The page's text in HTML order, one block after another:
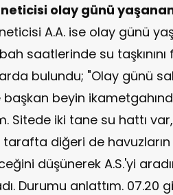
olay günü
A.A. ise olay günü
saatlerinde su
bulundu; "Olay günü
başkan beyin
Sitede iki tane su hattı
diğeri de
düşünerek A.S.'yi
Durumu anlattım. 07.20